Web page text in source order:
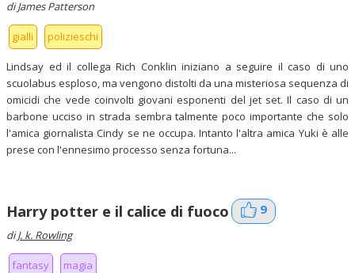
di James Patterson
gialli polizieschi
Lindsay ed il collega Rich Conklin iniziano a seguire il caso di uno
scuolabus esploso, ma vengono distolti da una misteriosa sequenza di
omicidi che vede coinvolti giovani esponenti del jet set. Il caso di un
barbone ucciso in strada sembra talmente poco importante che solo
l'amica giornalista Cindy se ne occupa. Intanto l'altra amica Yuki è alle
prese con l'ennesimo processo senza fortuna...
Harry potter e il calice di fuoco 9
diJ. k. Rowling
fantasy magia